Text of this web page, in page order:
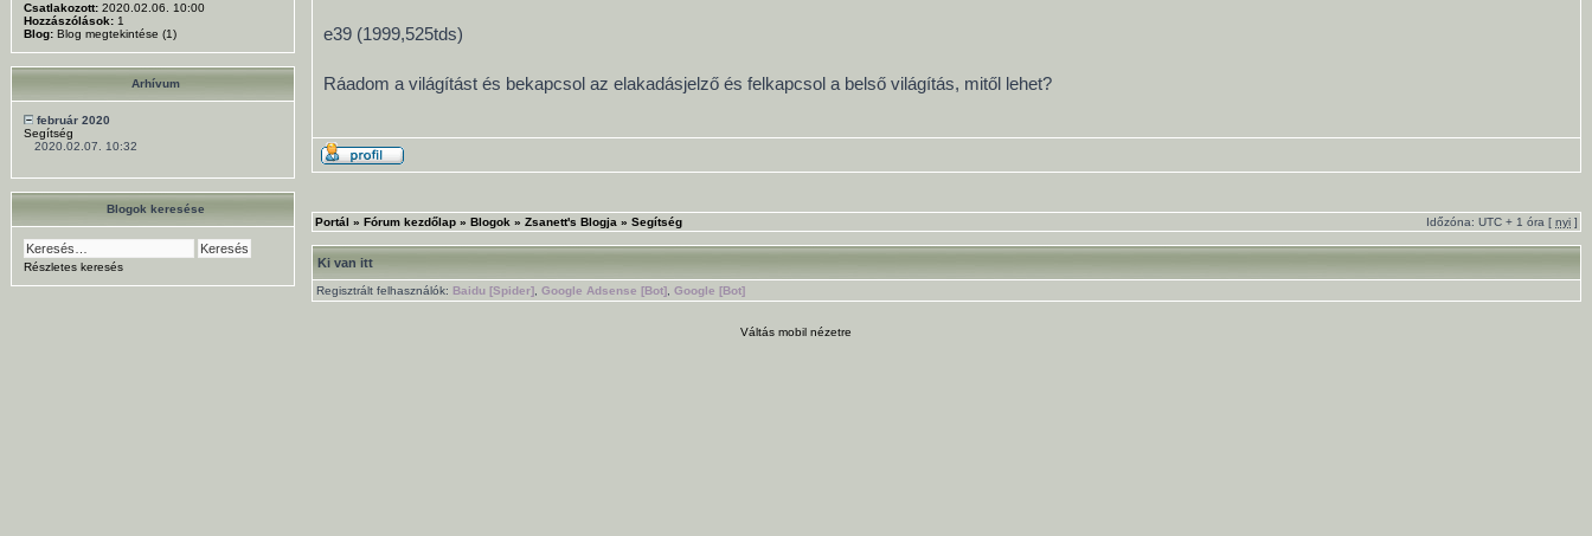
Csatlakozott: 2020.02.06. 10:00
Hozzászólások: 1
Blog: Blog megtekintése (1)
Arhívum
február 2020
Segítség
2020.02.07. 10:32
Blogok keresése
Részletes keresés
e39 (1999,525tds)
Ráadom a világítást és bekapcsol az elakadásjelző és felkapcsol a belső világítás, mitől lehet?
Portál » Fórum kezdőlap » Blogok » Zsanett's Blogja » Segítség Időzóna: UTC + 1 óra [ nyi ]
Ki van itt
Regisztrált felhasználók: Baidu [Spider] Google Adsense [Bot] Google [Bot]
Váltás mobil nézetre